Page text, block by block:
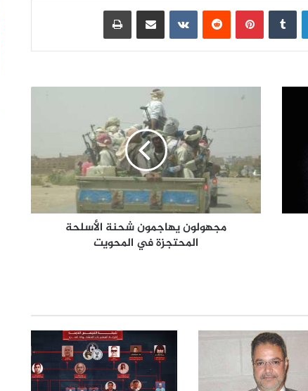
لينكدإن بينتيريست مشاركة عبر البريد طباعة
مجهولون يهاجمون شحنة الأسلحة
المحتجزة في المحويت